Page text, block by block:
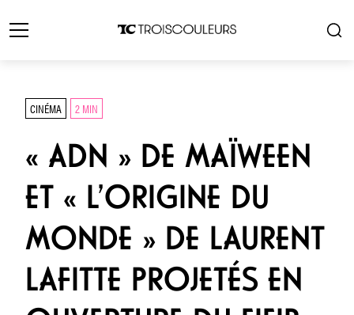
CINÉMA 2 MIN
« ADN » DE MAÏWEEN
ET « L’ORIGINE DU
MONDE » DE LAURENT
LAFITTE PROJETÉS EN